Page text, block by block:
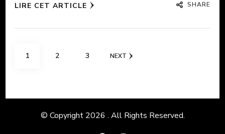
LIRE CET ARTICLE SHARE
Pagination
PAGE
1 PAGE
2 PAGE
3 NEXT
© Copyright 2026 . All Rights Reserved.